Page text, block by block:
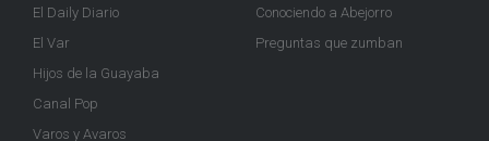
El Daily Diario
El Var
Hijos de la Guayaba
Canal Pop
Varos y Avaros
Conociendo a Abejorro
Preguntas que zumban